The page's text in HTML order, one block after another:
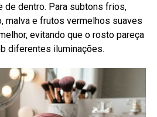
de dentro. Para subtons frios,
malva e frutos vermelhos suaves
evitando que o rosto pareça
diferentes iluminações.